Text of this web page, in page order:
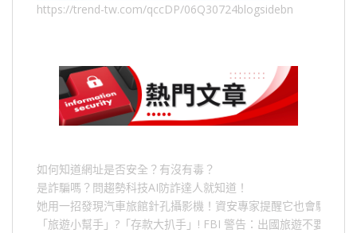
https://trend-tw.com/qccDP/06Q30724blogsidebn
如何知道網址是否安全？有沒有毒？
是詐騙嗎？問趨勢科技AI防詐達人就知道！
她用一招發現汽車旅館針孔攝影機！資安專家提醒它也會駭人成
「旅遊小幫手」 ? 「存款大扒手」 ! FBI 警告：出國旅遊不要做的